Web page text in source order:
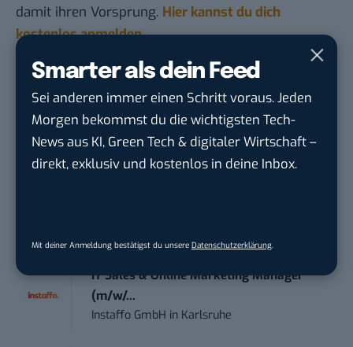
Smarter als dein Feed
Sei anderen immer einen Schritt voraus. Jeden
Morgen bekommst du die wichtigsten Tech-
News aus KI, Green Tech & digitaler Wirtschaft –
direkt, exklusiv und kostenlos in deine Inbox.
Mit deiner Anmeldung bestätigst du unsere Datenschutzerklärung.
damit ihren Vorsprung. Hier kannst du dich
kostenlos anmelden.
STELLENANZEIGEN
Social Media Content Creator (m/w/d)
moveUP Media GmbHinDüsseldorf
IT Sales & Online Marketing Manager
(m/w/...
Instaffo GmbH in Karlsruhe